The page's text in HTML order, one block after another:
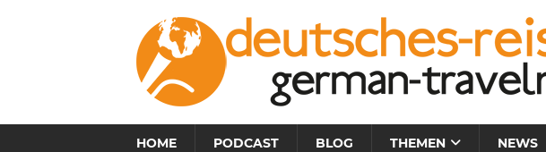
HOME PODCAST BLOG THEMEN NEWS